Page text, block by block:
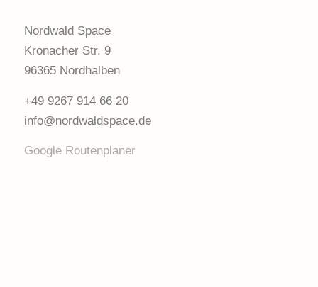
Nordwald Space
Kronacher Str. 9
96365 Nordhalben
+49 9267 914 66 20
info@nordwaldspace.de
Google Routenplaner